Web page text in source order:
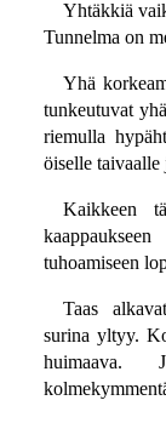
Yhtäkkiä
Tunnelma on
Yhä
tunkeutuvat
riemulla
öiselle taivaalle
Kaikkeen
tuhoamiseen
Taas
surina yltyy.
huimaava.